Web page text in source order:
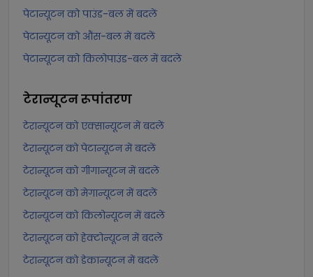
पेटान्यूटन को पाउंड-बल में बदलें
पेटान्यूटन को औंस-बल में बदलें
पेटान्यूटन को किलोपाउंड-बल में बदलें
टेरान्यूटनरूपांतरण
टेरान्यूटन को एक्सान्यूटन में बदलें
टेरान्यूटन को पेटान्यूटन में बदलें
टेरान्यूटन को गीगान्यूटन में बदलें
टेरान्यूटन को मेगान्यूटन में बदलें
टेरान्यूटन को किलोन्यूटन में बदलें
टेरान्यूटन को हेक्टोन्यूटन में बदलें
टेरान्यूटन को डेकान्यूटन में बदलें